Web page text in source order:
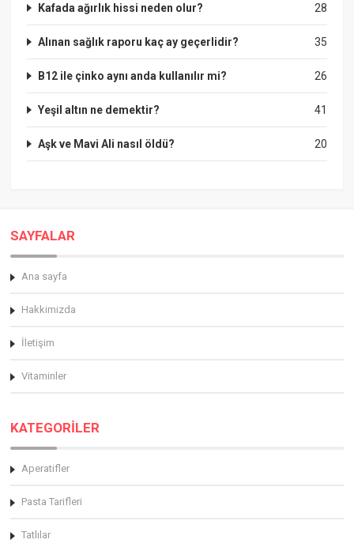
28
Kafada ağırlık hissi neden olur?
35
Alınan sağlık raporu kaç ay geçerlidir?
26
B12 ile çinko aynı anda kullanılır mi?
41
Yeşil altın ne demektir?
20
Aşk ve Mavi Ali nasıl öldü?
SAYFALAR
Ana sayfa
Hakkimizda
İletişim
Vitaminler
KATEGORİLER
Aperatifler
Pasta Tarifleri
Tatlılar